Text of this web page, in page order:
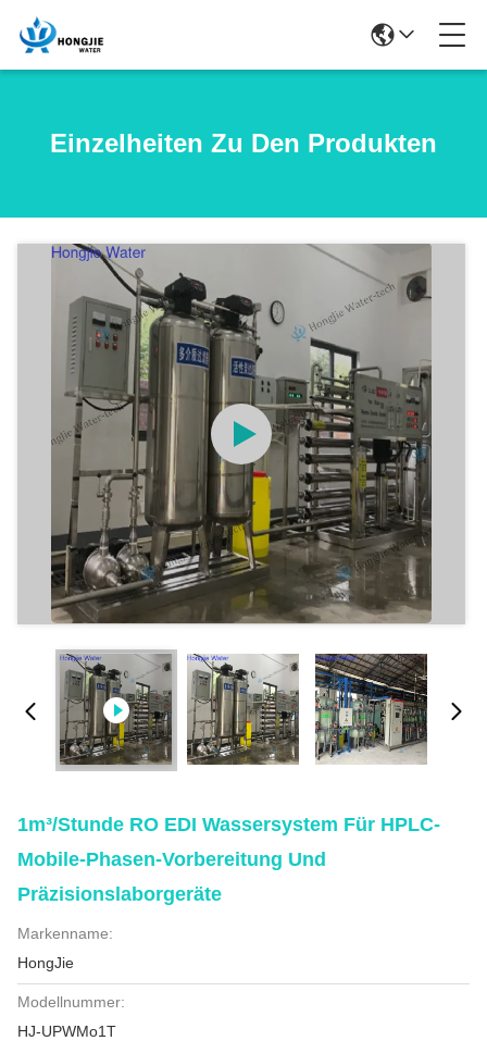
Einzelheiten Zu Den Produkten
1m³/Stunde RO EDI Wassersystem Für HPLC-
Mobile-Phasen-Vorbereitung Und
Präzisionslaborgeräte
Markenname:
HongJie
Modellnummer:
HJ-UPWMo1T